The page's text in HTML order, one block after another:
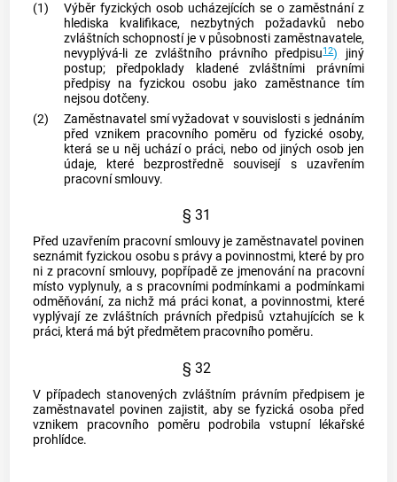
(1)
Výběr fyzických osob ucházejících se o zaměstnání z
hlediska kvalifikace, nezbytných požadavků nebo
zvláštních schopností je v působnosti zaměstnavatele,
nevyplývá-li ze zvláštního právního předpisu12) jiný
postup; předpoklady kladené zvláštními právními
předpisy na fyzickou osobu jako zaměstnance tím
nejsou dotčeny.
(2)
Zaměstnavatel smí vyžadovat v souvislosti s jednáním
před vznikem pracovního poměru od fyzické osoby,
která se u něj uchází o práci, nebo od jiných osob jen
údaje, které bezprostředně souvisejí s uzavřením
pracovní smlouvy.
§ 31
Před uzavřením pracovní smlouvy je zaměstnavatel povinen
seznámit fyzickou osobu s právy a povinnostmi, které by pro
ni z pracovní smlouvy, popřípadě ze jmenování na pracovní
místo vyplynuly, a s pracovními podmínkami a podmínkami
odměňování, za nichž má práci konat, a povinnostmi, které
vyplývají ze zvláštních právních předpisů vztahujících se k
práci, která má být předmětem pracovního poměru.
§ 32
V případech stanovených zvláštním právním předpisem je
zaměstnavatel povinen zajistit, aby se fyzická osoba před
vznikem pracovního poměru podrobila vstupní lékařské
prohlídce.